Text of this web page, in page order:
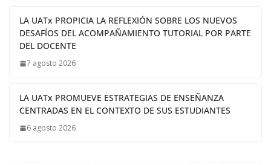
LA UATx PROPICIA LA REFLEXIÓN SOBRE LOS NUEVOS
DESAFÍOS DEL ACOMPAÑAMIENTO TUTORIAL POR PARTE
DEL DOCENTE
7 agosto 2026
LA UATx PROMUEVE ESTRATEGIAS DE ENSEÑANZA
CENTRADAS EN EL CONTEXTO DE SUS ESTUDIANTES
6 agosto 2026